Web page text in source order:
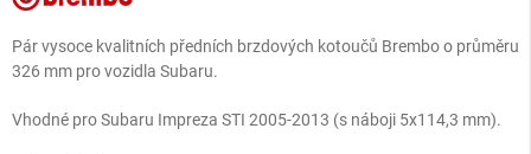
Pár vysoce kvalitních předních brzdových kotoučů Brembo o průměru
326 mm pro vozidla Subaru.
Vhodné pro Subaru Impreza STI 2005-2013 (s náboji 5x114,3 mm).